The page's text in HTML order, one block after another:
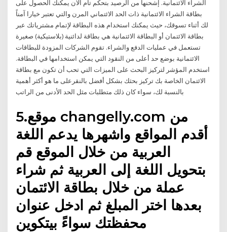
الشراء الائتمانية. إشحنها من الرصيد بتحكم تام الآن يمكنك الحصول على
بطاقة الشراء الائتمانية ذات الحد الائتماني المرن والتي تعتبر خيارا آمناً
لك أثناء تسوقك، حيث يمكنك استخدام هذه البطاقة لإتمام مشترياتك عبر
بطاقة الائتمان أو البطاقة الائتمانية هي بطاقة لدائنية (بلاستيكية) صغيرة
تستعمل في عمليات الدفع والشراء. تقوم الشركات المزودة للبطاقات
الائتمانية بوضع حد أعلى من النقود التي يمكن استخدامها في البطاقة.
استخدم المؤشر لتركيز البحث على الميزات التي تحب أن تكون مع بطاقة
الائتمان الخاصة بك تركيز بحثك بشكل أفضل بالنقرعلى ما هو أكثر أهمية
بالنسبة لك، سواء كان ذلك متطلبات مثل الحد الأدنى من الراتب
5.موقع changelly.com من
أقدم المواقع واشهرها يدعم اللغة
العربية من خلال الموقع قم
بتحويل اللغة إلى العربية ثم شراء
عملة من خلال بطاقة الائتمان
بعدها اختر المبلغ ثم ادخل عنوان
محفظتك سواءً بيتكوين